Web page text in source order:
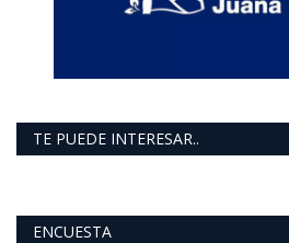
TE PUEDE INTERESAR..
ENCUESTA